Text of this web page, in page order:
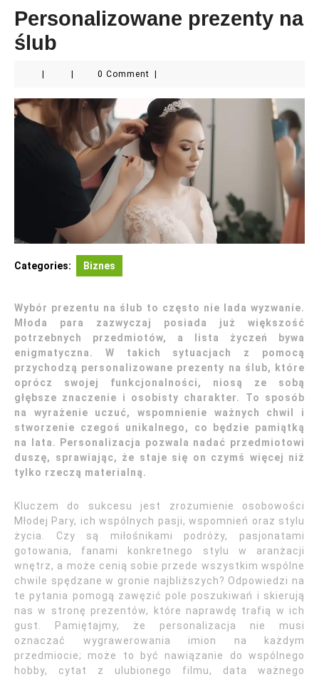
Personalizowane prezenty na
ślub
0 Comment
Categories: Biznes
Wybór prezentu na ślub to często nie lada wyzwanie.
Młoda para zazwyczaj posiada już większość
potrzebnych przedmiotów, a lista życzeń bywa
enigmatyczna. W takich sytuacjach z pomocą
przychodzą personalizowane prezenty na ślub, które
oprócz swojej funkcjonalności, niosą ze sobą
głębsze znaczenie i osobisty charakter. To sposób
na wyrażenie uczuć, wspomnienie ważnych chwil i
stworzenie czegoś unikalnego, co będzie pamiątką
na lata. Personalizacja pozwala nadać przedmiotowi
duszę, sprawiając, że staje się on czymś więcej niż
tylko rzeczą materialną.
Kluczem do sukcesu jest zrozumienie osobowości
Młodej Pary, ich wspólnych pasji, wspomnień oraz stylu
życia. Czy są miłośnikami podróży, pasjonatami
gotowania, fanami konkretnego stylu w aranżacji
wnętrz, a może cenią sobie przede wszystkim wspólne
chwile spędzane w gronie najbliższych? Odpowiedzi na
te pytania pomogą zawęzić pole poszukiwań i skierują
nas w stronę prezentów, które naprawdę trafią w ich
gust. Pamiętajmy, że personalizacja nie musi
oznaczać wygrawerowania imion na każdym
przedmiocie; może to być nawiązanie do wspólnego
hobby, cytat z ulubionego filmu, data ważnego